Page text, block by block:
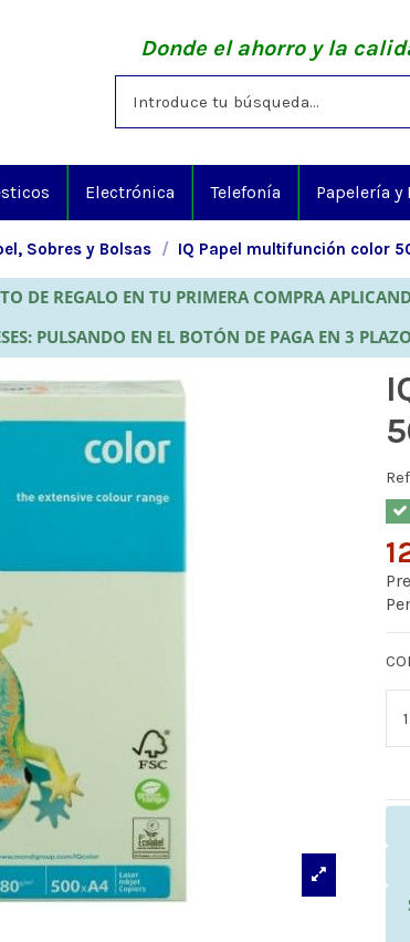
Donde el ahorro y la
Electrónica Telefonía Papelería
Sobres y Bolsas IQ Papel multifunción color
DE REGALO EN TU PRIMERA COMPRA
PULSANDO EN EL BOTÓN DE PAGA EN 3